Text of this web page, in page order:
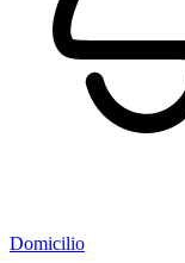
Domicilio